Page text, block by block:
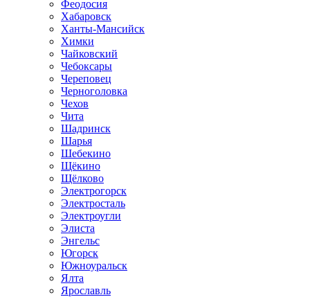
Феодосия
Хабаровск
Ханты-Мансийск
Химки
Чайковский
Чебоксары
Череповец
Черноголовка
Чехов
Чита
Шадринск
Шарья
Шебекино
Щёкино
Щёлково
Электрогорск
Электросталь
Электроугли
Элиста
Энгельс
Югорск
Южноуральск
Ялта
Ярославль